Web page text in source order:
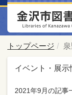
トップページ
イベント・展示
2021年9月の記事